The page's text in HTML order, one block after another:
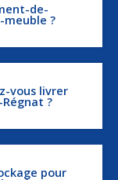
de-
?
vous livrer
?
pour